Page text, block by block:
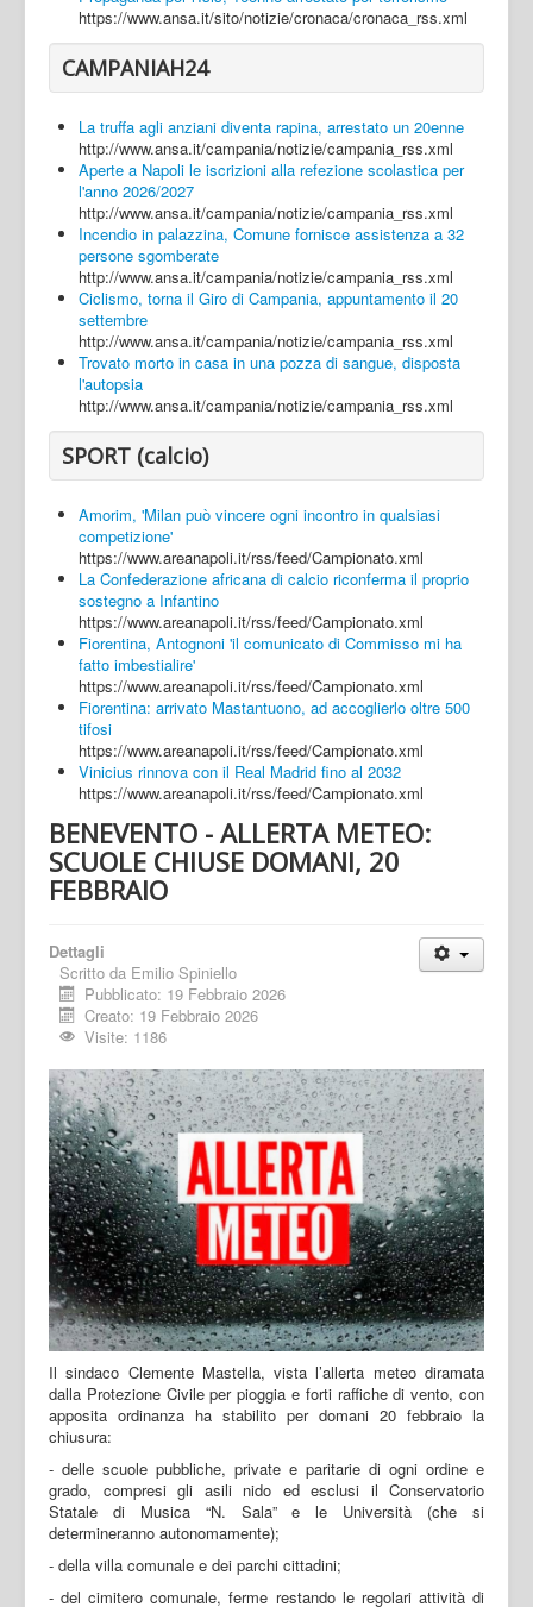
https://www.ansa.it/sito/notizie/cronaca/cronaca_rss.xml
CAMPANIAH24
La truffa agli anziani diventa rapina, arrestato un 20enne
http://www.ansa.it/campania/notizie/campania_rss.xml
Aperte a Napoli le iscrizioni alla refezione scolastica per
l'anno 2026/2027
http://www.ansa.it/campania/notizie/campania_rss.xml
Incendio in palazzina, Comune fornisce assistenza a 32
persone sgomberate
http://www.ansa.it/campania/notizie/campania_rss.xml
Ciclismo, torna il Giro di Campania, appuntamento il 20
settembre
http://www.ansa.it/campania/notizie/campania_rss.xml
Trovato morto in casa in una pozza di sangue, disposta
l'autopsia
http://www.ansa.it/campania/notizie/campania_rss.xml
SPORT (calcio)
Amorim, 'Milan può vincere ogni incontro in qualsiasi
competizione'
https://www.areanapoli.it/rss/feed/Campionato.xml
La Confederazione africana di calcio riconferma il proprio
sostegno a Infantino
https://www.areanapoli.it/rss/feed/Campionato.xml
Fiorentina, Antognoni 'il comunicato di Commisso mi ha
fatto imbestialire'
https://www.areanapoli.it/rss/feed/Campionato.xml
Fiorentina: arrivato Mastantuono, ad accoglierlo oltre 500
tifosi
https://www.areanapoli.it/rss/feed/Campionato.xml
Vinicius rinnova con il Real Madrid fino al 2032
https://www.areanapoli.it/rss/feed/Campionato.xml
BENEVENTO - ALLERTA METEO:
SCUOLE CHIUSE DOMANI, 20
FEBBRAIO
Dettagli
Scritto da Emilio Spiniello
Pubblicato: 19 Febbraio 2026
Creato: 19 Febbraio 2026
Visite: 1186
Il sindaco Clemente Mastella, vista l’allerta meteo diramata
dalla Protezione Civile per pioggia e forti raffiche di vento, con
apposita ordinanza ha stabilito per domani 20 febbraio la
chiusura:
- delle scuole pubbliche, private e paritarie di ogni ordine e
grado, compresi gli asili nido ed esclusi il Conservatorio
Statale di Musica “N. Sala” e le Università (che si
determineranno autonomamente);
- della villa comunale e dei parchi cittadini;
- del cimitero comunale, ferme restando le regolari attività di